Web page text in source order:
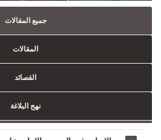
جميع المقالات
المقالات
القصائد
نهج البلاغة